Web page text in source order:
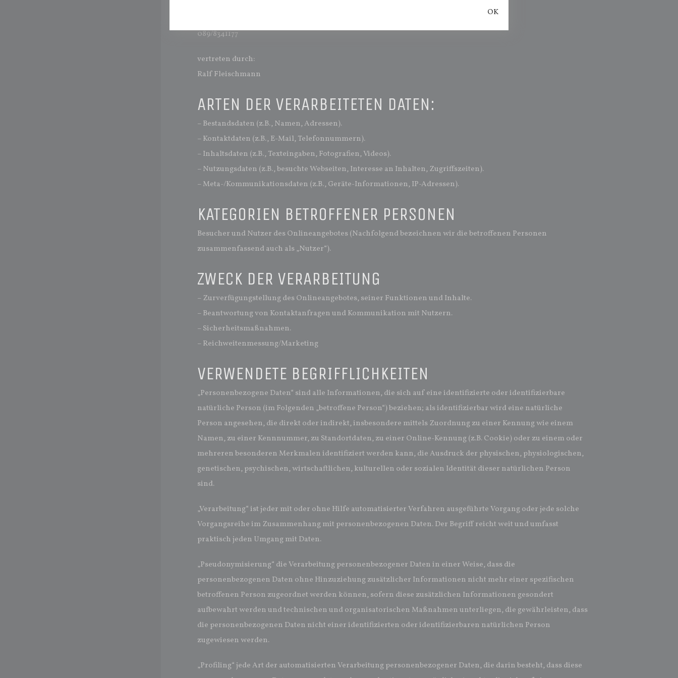
089/8341177
vertreten durch:
Ralf Fleischmann
ARTEN DER VERARBEITETEN DATEN:
– Bestandsdaten (z.B., Namen, Adressen).
– Kontaktdaten (z.B., E-Mail, Telefonnummern).
– Inhaltsdaten (z.B., Texteingaben, Fotografien, Videos).
– Nutzungsdaten (z.B., besuchte Webseiten, Interesse an Inhalten, Zugriffszeiten).
– Meta-/Kommunikationsdaten (z.B., Geräte-Informationen, IP-Adressen).
KATEGORIEN BETROFFENER PERSONEN
Besucher und Nutzer des Onlineangebotes (Nachfolgend bezeichnen wir die betroffenen Personen
zusammenfassend auch als „Nutzer“).
ZWECK DER VERARBEITUNG
– Zurverfügungstellung des Onlineangebotes, seiner Funktionen und Inhalte.
– Beantwortung von Kontaktanfragen und Kommunikation mit Nutzern.
– Sicherheitsmaßnahmen.
– Reichweitenmessung/Marketing
VERWENDETE BEGRIFFLICHKEITEN
„Personenbezogene Daten“ sind alle Informationen, die sich auf eine identifizierte oder identifizierbare
natürliche Person (im Folgenden „betroffene Person“) beziehen; als identifizierbar wird eine natürliche
Person angesehen, die direkt oder indirekt, insbesondere mittels Zuordnung zu einer Kennung wie einem
Namen, zu einer Kennnummer, zu Standortdaten, zu einer Online-Kennung (z.B. Cookie) oder zu einem oder
mehreren besonderen Merkmalen identifiziert werden kann, die Ausdruck der physischen, physiologischen,
genetischen, psychischen, wirtschaftlichen, kulturellen oder sozialen Identität dieser natürlichen Person
sind.
„Verarbeitung“ ist jeder mit oder ohne Hilfe automatisierter Verfahren ausgeführte Vorgang oder jede solche
Vorgangsreihe im Zusammenhang mit personenbezogenen Daten. Der Begriff reicht weit und umfasst
praktisch jeden Umgang mit Daten.
„Pseudonymisierung“ die Verarbeitung personenbezogener Daten in einer Weise, dass die
personenbezogenen Daten ohne Hinzuziehung zusätzlicher Informationen nicht mehr einer spezifischen
betroffenen Person zugeordnet werden können, sofern diese zusätzlichen Informationen gesondert
aufbewahrt werden und technischen und organisatorischen Maßnahmen unterliegen, die gewährleisten, dass
die personenbezogenen Daten nicht einer identifizierten oder identifizierbaren natürlichen Person
zugewiesen werden.
„Profiling“ jede Art der automatisierten Verarbeitung personenbezogener Daten, die darin besteht, dass diese
OK